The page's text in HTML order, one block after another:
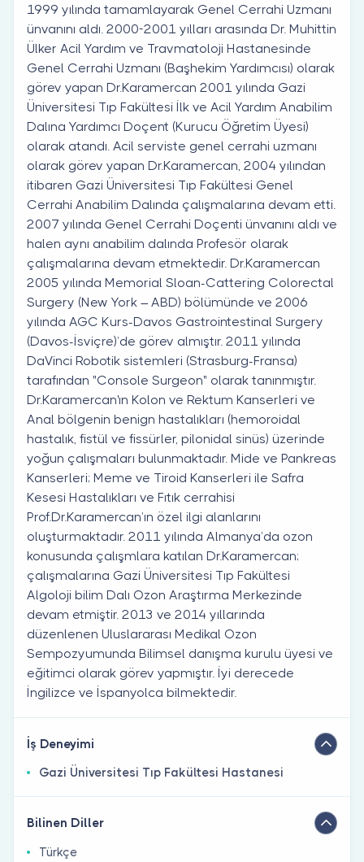
1999 yılında tamamlayarak Genel Cerrahi Uzmanı
ünvanını aldı. 2000-2001 yılları arasında Dr. Muhittin
Ülker Acil Yardım ve Travmatoloji Hastanesinde
Genel Cerrahi Uzmanı (Başhekim Yardımcısı) olarak
görev yapan Dr.Karamercan 2001 yılında Gazi
Üniversitesi Tıp Fakültesi İlk ve Acil Yardım Anabilim
Dalına Yardımcı Doçent (Kurucu Öğretim Üyesi)
olarak atandı. Acil serviste genel cerrahi uzmanı
olarak görev yapan Dr.Karamercan, 2004 yılından
itibaren Gazi Üniversitesi Tıp Fakültesi Genel
Cerrahi Anabilim Dalında çalışmalarına devam etti.
2007 yılında Genel Cerrahi Doçenti ünvanını aldı ve
halen aynı anabilim dalında Profesör olarak
çalışmalarına devam etmektedir. Dr.Karamercan
2005 yılında Memorial Sloan-Cattering Colorectal
Surgery (New York – ABD) bölümünde ve 2006
yılında AGC Kurs-Davos Gastrointestinal Surgery
(Davos-İsviçre)’de görev almıştır. 2011 yılında
DaVinci Robotik sistemleri (Strasburg-Fransa)
tarafından "Console Surgeon" olarak tanınmıştır.
Dr.Karamercan'ın Kolon ve Rektum Kanserleri ve
Anal bölgenin benign hastalıkları (hemoroidal
hastalık, fistül ve fissürler, pilonidal sinüs) üzerinde
yoğun çalışmaları bulunmaktadır. Mide ve Pankreas
Kanserleri; Meme ve Tiroid Kanserleri ile Safra
Kesesi Hastalıkları ve Fıtık cerrahisi
Prof.Dr.Karamercan’ın özel ilgi alanlarını
oluşturmaktadır. 2011 yılında Almanya’da ozon
konusunda çalışmlara katılan Dr.Karamercan;
çalışmalarına Gazi Üniversitesi Tıp Fakültesi
Algoloji bilim Dalı Ozon Araştırma Merkezinde
devam etmiştir. 2013 ve 2014 yıllarında
düzenlenen Uluslararası Medikal Ozon
Sempozyumunda Bilimsel danışma kurulu üyesi ve
eğitimci olarak görev yapmıştır. İyi derecede
İngilizce ve İspanyolca bilmektedir.
İş Deneyimi
Gazi Üniversitesi Tıp Fakültesi Hastanesi
Bilinen Diller
Türkçe